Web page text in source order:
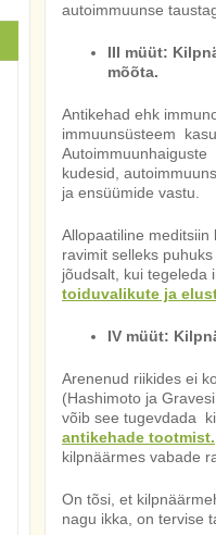
autoimmuunse
III müüt:
mõõta.
Antikehad ehk
immuunsüsteem
Autoimmuunhaiguste
kudesid,
ja ensüümide vastu.
Allopaatiline
ravimit selleks
jõudsalt, kui tegeleda
toiduvalikute ja
IV müüt:
Arenenud riikides ei
(Hashimoto ja
võib see tugevdada
antikehade tootmist.
kilpnäärmes vabade
On tõsi, et
nagu ikka, on tervise